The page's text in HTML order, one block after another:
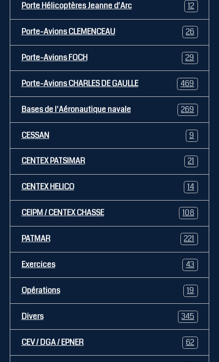
Porte Hélicoptères Jeanne d'Arc 12
Porte-Avions CLEMENCEAU 26
Porte-Avions FOCH 29
Porte-Avions CHARLES DE GAULLE 469
Bases de l'Aéronautique navale 269
CESSAN 9
CENTEX PATSIMAR 21
CENTEX HELICO 14
CEIPM / CENTEX CHASSE 108
PATMAR 221
Exercices 43
Opérations 19
Divers 345
CEV / DGA / EPNER 62